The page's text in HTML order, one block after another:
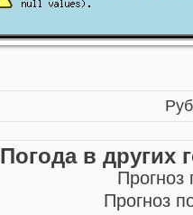
Погода в других
Прогноз